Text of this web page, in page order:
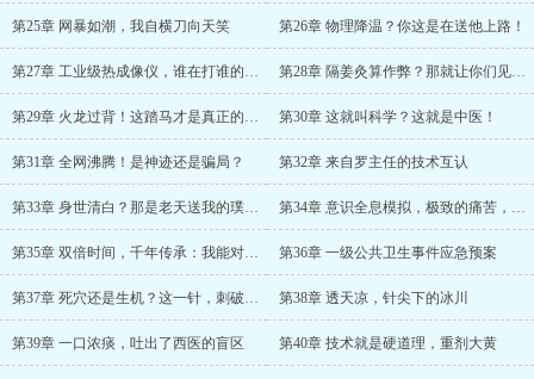
第25章 网暴如潮，我自横刀向天笑 第26章 物理降温？你这是在送他上路！
第27章 工业级热成像仪，谁在打谁的脸？ 第28章 隔姜灸算作弊？那就让你们见识什么是针下火！
第29章 火龙过背！这踏马才是真正的烧山火 第30章 这就叫科学？这就是中医！
第31章 全网沸腾！是神迹还是骗局？ 第32章 来自罗主任的技术互认
第33章 身世清白？那是老天送我的璞玉！ 第34章 意识全息模拟，极致的痛苦，却是唯一的救赎
第35章 双倍时间，千年传承：我能对话孙思邈？ 第36章 一级公共卫生事件应急预案
第37章 死穴还是生机？这一针，刺破阴阳两界！ 第38章 透天凉，针尖下的冰川
第39章 一口浓痰，吐出了西医的盲区 第40章 技术就是硬道理，重剂大黄